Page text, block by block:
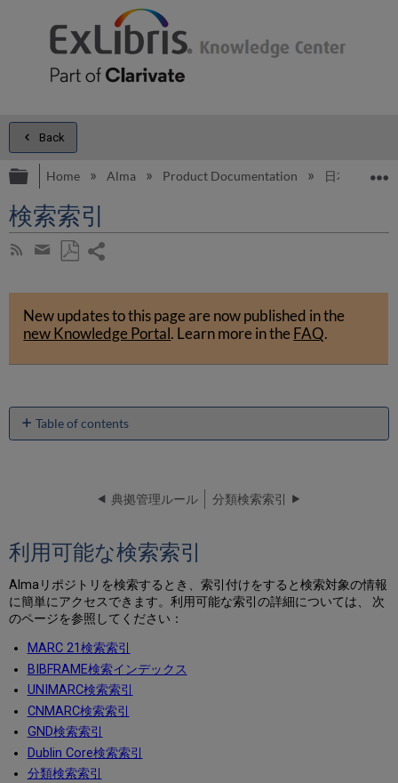
Back
Expand/collapse global hierarchy
Home Alma Product Documentation 日本語
検索索引
Subscribe
RSS
Share
by
email
as
PDF
New updates to this page are now published in the
new Knowledge Portal. Learn more in theFAQ.
Table of contents
索
索
引
検
索
能
な
フ
ィ
ー
ル
ド
リ
典拠管理ルール 分類検索索引
利用可能な検索索引
Almaリポジトリを検索するとき、索引付けをすると検索対象の情報
に簡単にアクセスできます。利用可能な索引の詳細については、 次
のページを参照してください：
MARC 21検索索引
BIBFRAME検索インデックス
UNIMARC検索索引
CNMARC検索索引
GND検索索引
Dublin Core検索索引
分類検索索引